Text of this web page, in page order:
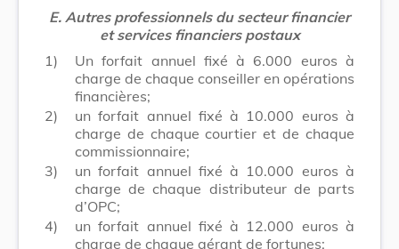
E. Autres professionnels du secteur financier
et services financiers postaux
1)
Un forfait annuel fixé à 6.000 euros à
charge de chaque conseiller en opérations
financières;
2)
un forfait annuel fixé à 10.000 euros à
charge de chaque courtier et de chaque
commissionnaire;
3)
un forfait annuel fixé à 10.000 euros à
charge de chaque distributeur de parts
d’OPC;
4)
un forfait annuel fixé à 12.000 euros à
charge de chaque gérant de fortunes;